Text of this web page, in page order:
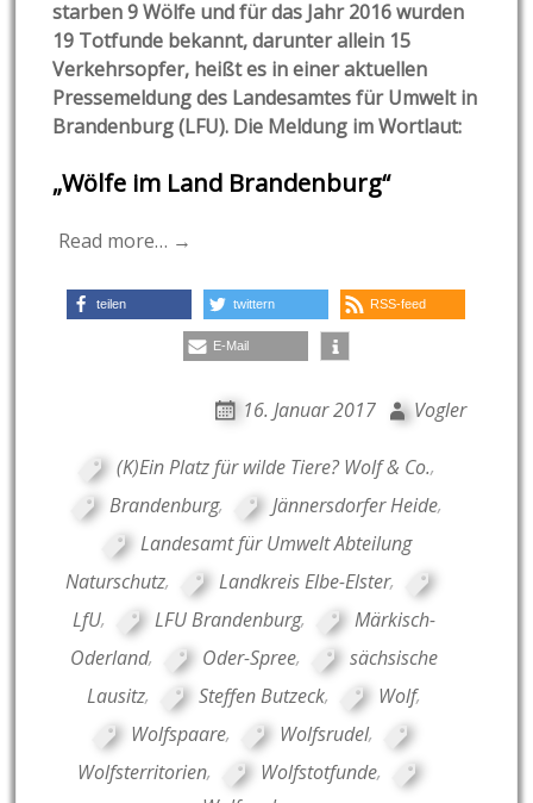
starben 9 Wölfe und für das Jahr 2016 wurden
19 Totfunde bekannt, darunter allein 15
Verkehrsopfer, heißt es in einer aktuellen
Pressemeldung des Landesamtes für Umwelt in
Brandenburg (LFU). Die Meldung im Wortlaut:
„Wölfe im Land Brandenburg“
Read more… →
teilen twittern RSS-feed
E-Mail
16. Januar 2017 Vogler
(K)Ein Platz für wilde Tiere? Wolf & Co.,
Brandenburg, Jännersdorfer Heide,
Landesamt für Umwelt Abteilung
Naturschutz, Landkreis Elbe-Elster,
LfU, LFU Brandenburg,
Märkisch-
Oderland, Oder-Spree,
sächsische
Lausitz, Steffen Butzeck, Wolf,
Wolfspaare, Wolfsrudel,
Wolfsterritorien, Wolfstotfunde,